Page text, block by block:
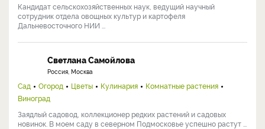
Кандидат сельскохозяйственных наук, ведущий научный
сотрудник отдела овощных культур и картофеля
Дальневосточного НИИ ...
Светлана Самойлова
Россия, Москва
Сад Огород Цветы Кулинария
Комнатные растения
Виноград
Заядлый садовод, коллекционер редких растений и садовых
новинок. В моем саду в северном Подмосковье успешно растут ...